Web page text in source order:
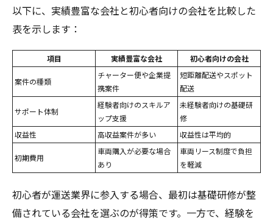
以下に、実績豊富な会社と初心者向けの会社を比較した
表を示します：
項目 実績豊富な会社 初心者向けの会社
案件の種類
チャーター便や企業提
携案件
短距離配送やスポット
配送
サポート体制
経験者向けのスキルア
ップ支援
未経験者向けの基礎研
修
収益性
高収益案件が多い 収益性は平均的
初期費用
車両購入が必要な場合
あり
車両リース制度で負担
を軽減
初心者が運送業界に参入する場合、最初は基礎研修が整
備されている会社を選ぶのが得策です。一方で、経験を